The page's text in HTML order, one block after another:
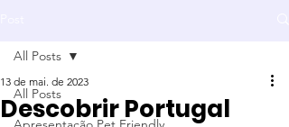
All Posts
All Posts
Descobrir Portugal
13 de mai. de 2023